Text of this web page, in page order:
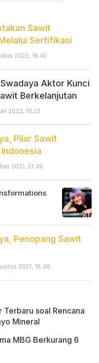
Sawit
Sertifikasi
2022, 18.45
Aktor Kunci
Berkelanjutan
2022, 10.22
Pilar Sawit
2021, 21.39
Penopang Sawit
2021, 16.36
Terbaru soal Rencana
Mineral
MBG Berkurang 6